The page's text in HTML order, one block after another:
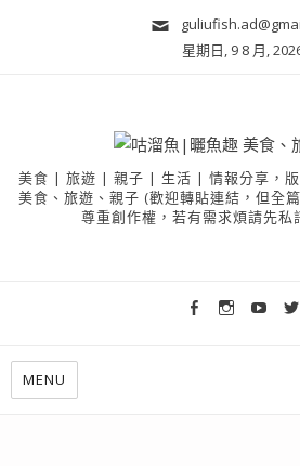
星期日, 9 8 月,
美食 | 旅遊 | 親子 | 生活 | 情報分享，
美食、旅遊、親子 (歡迎轉貼連結，但全
尊重創作權，若有需求煩請先私
MENU